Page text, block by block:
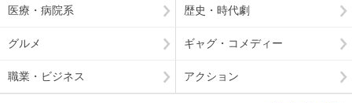
医療・病院系 歴史・時代劇
グルメ ギャグ・コメディー
職業・ビジネス アクション